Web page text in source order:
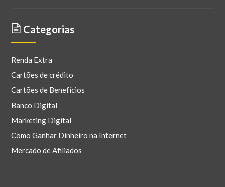
Categorias
Renda Extra
Cartões de crédito
Cartões de Benefícios
Banco Digital
Marketing Digital
Como Ganhar Dinheiro na Internet
Mercado de Afiliados